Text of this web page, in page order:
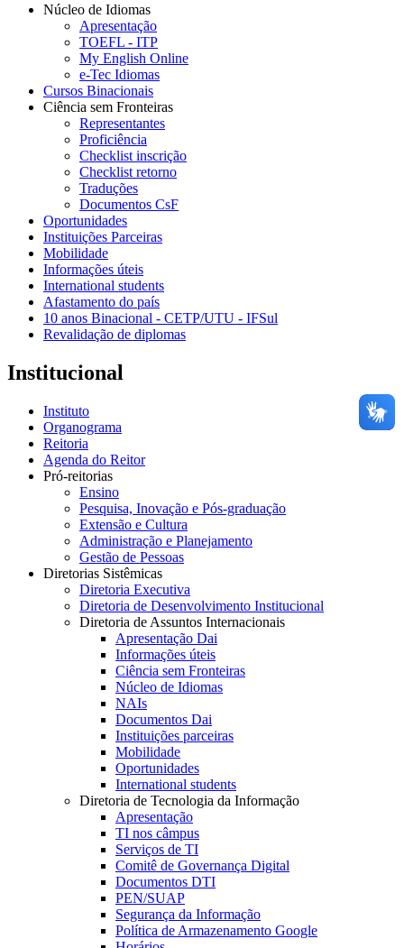
Núcleo de Idiomas
Apresentação
TOEFL - ITP
My English Online
e-Tec Idiomas
Cursos Binacionais
Ciência sem Fronteiras
Representantes
Proficiência
Checklist inscrição
Checklist retorno
Traduções
Documentos CsF
Oportunidades
Instituições Parceiras
Mobilidade
Informações úteis
International students
Afastamento do país
10 anos Binacional - CETP/UTU - IFSul
Revalidação de diplomas
Institucional
Instituto
Organograma
Reitoria
Agenda do Reitor
Pró-reitorias
Ensino
Pesquisa, Inovação e Pós-graduação
Extensão e Cultura
Administração e Planejamento
Gestão de Pessoas
Diretorias Sistêmicas
Diretoria Executiva
Diretoria de Desenvolvimento Institucional
Diretoria de Assuntos Internacionais
Apresentação Dai
Informações úteis
Ciência sem Fronteiras
Núcleo de Idiomas
NAIs
Documentos Dai
Instituições parceiras
Mobilidade
Oportunidades
International students
Diretoria de Tecnologia da Informação
Apresentação
TI nos câmpus
Serviços de TI
Comitê de Governança Digital
Documentos DTI
PEN/SUAP
Segurança da Informação
Política de Armazenamento Google